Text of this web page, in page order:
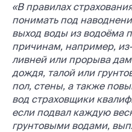
«В правилах
понимать под
выход воды из водоёма
причинам, например,
ливней или прорыва
дождя, талой или
пол, стены, а также
вод страховщики
если подвал каждую
грунтовыми водами,